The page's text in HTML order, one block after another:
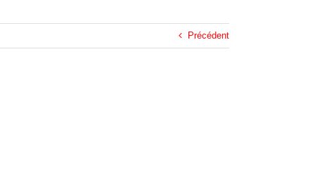
Précédent